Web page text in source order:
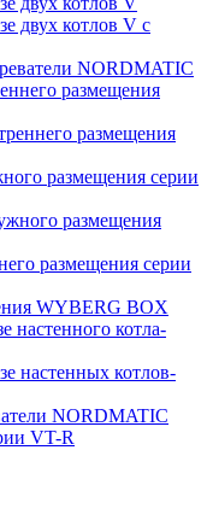
двух котлов V с
NORDMATIC
размещения
размещения
размещения серии
размещения
размещения серии
WYBERG BOX
настенного котла-
настенных котлов-
NORDMATIC
VT-R